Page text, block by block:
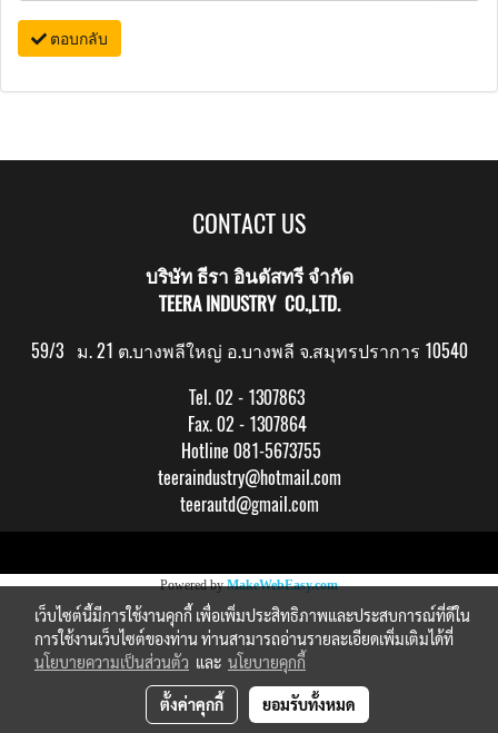
ตอบกลับ
CONTACT US
บริษัท ธีรา อินดัสทรี จำกัด
TEERA INDUSTRY CO.,LTD.
59/3 ม. 21 ต.บางพลีใหญ่ อ.บางพลี จ.สมุทรปราการ 10540
Tel. 02 - 1307863
Fax. 02 - 1307864
Hotline 081-5673755
teeraindustry@hotmail.com
teerautd@gmail.com
Powered byMakeWebEasy.com
เว็บไซต์นี้มีการใช้งานคุกกี้ เพื่อเพิ่มประสิทธิภาพและประสบการณ์ที่ดีใน
การใช้งานเว็บไซต์ของท่าน ท่านสามารถอ่านรายละเอียดเพิ่มเติมได้ที่
นโยบายความเป็นส่วนตัว และ นโยบายคุกกี้
ตั้งค่าคุกกี้ ยอมรับทั้งหมด